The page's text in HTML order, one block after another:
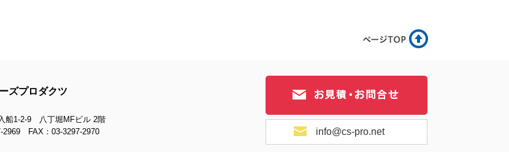
ズプロダクツ
船1-2-9 八丁堀MFビル 2階
2969 FAX：03-3297-2970
info@cs-pro.net